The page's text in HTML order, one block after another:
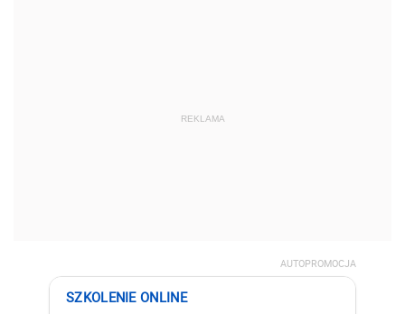
REKLAMA
AUTOPROMOCJA
SZKOLENIE ONLINE